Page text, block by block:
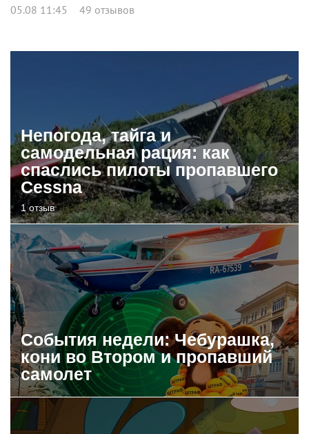
05.08 11:45 49 отзывов
Непогода, тайга и
самодельная рация: как
спаслись пилоты пропавшего
Cessna
1 отзыв
События недели: Чебурашка,
кони во Втором и пропавший
самолет